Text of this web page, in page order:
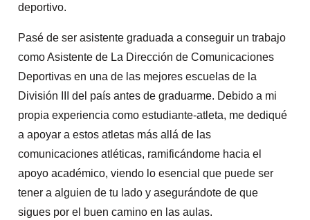
deportivo.
Pasé de ser asistente graduada a conseguir un trabajo
como Asistente de La Dirección de Comunicaciones
Deportivas en una de las mejores escuelas de la
División III del país antes de graduarme. Debido a mi
propia experiencia como estudiante-atleta, me dediqué
a apoyar a estos atletas más allá de las
comunicaciones atléticas, ramificándome hacia el
apoyo académico, viendo lo esencial que puede ser
tener a alguien de tu lado y asegurándote de que
sigues por el buen camino en las aulas.